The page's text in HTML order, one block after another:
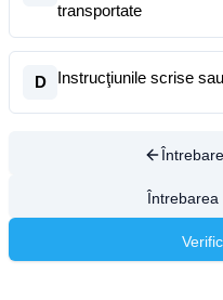
transportate
D Instrucţiunile scrise
Întrebarea